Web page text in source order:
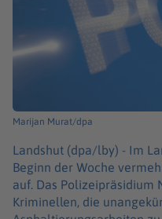
Marijan Murat/dpa
Landshut (dpa/lby) - Im
Beginn der Woche
auf. Das Polizeipräsidium
Kriminellen, die